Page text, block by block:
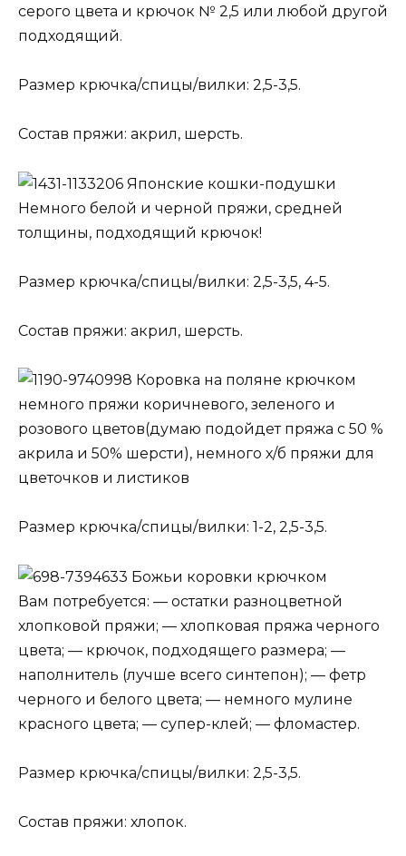
серого цвета и крючок № 2,5 или любой другой
подходящий.
Размер крючка/спицы/вилки: 2,5-3,5.
Состав пряжи: акрил, шерсть.
Японские кошки-подушки
Немного белой и черной пряжи, средней
толщины, подходящий крючок!
Размер крючка/спицы/вилки: 2,5-3,5, 4-5.
Состав пряжи: акрил, шерсть.
Коровка на поляне крючком
немного пряжи коричневого, зеленого и
розового цветов(думаю подойдет пряжа с 50 %
акрила и 50% шерсти), немного х/б пряжи для
цветочков и листиков
Размер крючка/спицы/вилки: 1-2, 2,5-3,5.
Божьи коровки крючком
Вам потребуется: — остатки разноцветной
хлопковой пряжи; — хлопковая пряжа черного
цвета; — крючок, подходящего размера; —
наполнитель (лучше всего синтепон); — фетр
черного и белого цвета; — немного мулине
красного цвета; — супер-клей; — фломастер.
Размер крючка/спицы/вилки: 2,5-3,5.
Состав пряжи: хлопок.